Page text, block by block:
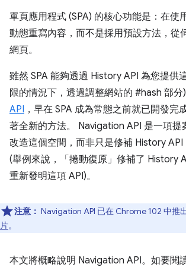
單頁應用程式 (SPA) 的核心功能是：在使
動態重寫內容，而不是採用預設方法，從
網頁。
雖然 SPA 能夠透過 History API 為您提供
限的情況下，透過調整網站的 #hash 部分
API ，早在 SPA 成為常態之前就已開發完
著全新的方法。 Navigation API 是一項提
改造這個空間，而非只是修補 History API
(舉例來說，「捲動復原」 修補了 History
重新發明這項 API)。
注意： Navigation API 已在 Chrome 102 中推
片。
本文將概略說明 Navigation API。如要閱